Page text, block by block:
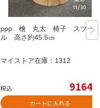
ppp 檜 丸太 椅子 スツー
ル 高さ約45.5㎝
マイストア在庫： 1312
税込 9164
カートに入れる